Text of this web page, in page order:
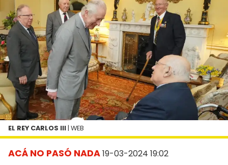
ACÁ NO PASÓ NADA19-03-2024 19:02
EL REY CARLOS III | WEB